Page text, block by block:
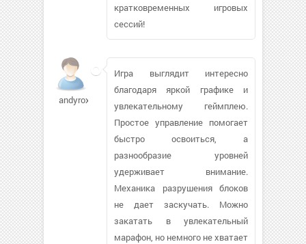
кратковременных игровых
сессий!
andyroxi
Игра выглядит интересно
благодаря яркой графике и
увлекательному геймплею.
Простое управление помогает
быстро освоиться, а
разнообразие уровней
удерживает внимание.
Механика разрушения блоков
не дает заскучать. Можно
закатать в увлекательный
марафон, но немного не хватает